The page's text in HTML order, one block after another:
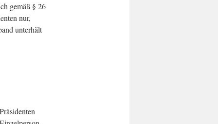
gemäß § 26
nur,
unterhält